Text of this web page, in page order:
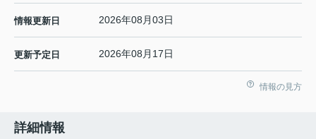
情報更新日 2026年08月03日
更新予定日 2026年08月17日
情報の見方
詳細情報